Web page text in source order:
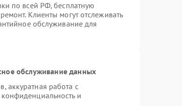
по всей РФ, бесплатную
Клиенты могут отслеживать
обслуживание для
обслуживание данных
аккуратная работа с
и